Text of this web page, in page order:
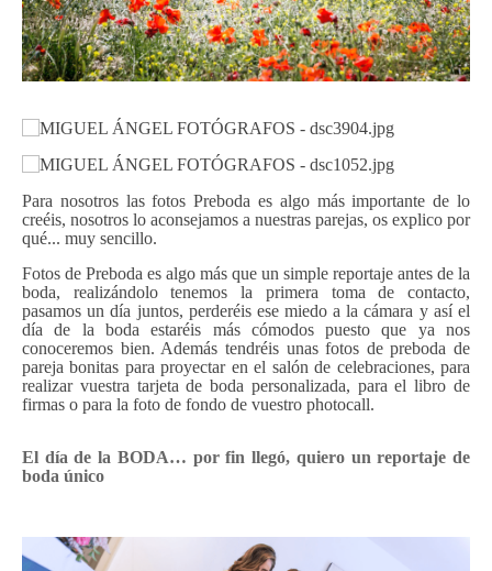
Para nosotros las fotos Preboda es algo más importante de lo
creéis, nosotros lo aconsejamos a nuestras parejas, os explico por
qué... muy sencillo.
Fotos de Preboda es algo más que un simple reportaje antes de la
boda, realizándolo tenemos la primera toma de contacto,
pasamos un día juntos, perderéis ese miedo a la cámara y así el
día de la boda estaréis más cómodos puesto que ya nos
conoceremos bien. Además tendréis unas fotos de preboda de
pareja bonitas para proyectar en el salón de celebraciones, para
realizar vuestra tarjeta de boda personalizada, para el libro de
firmas o para la foto de fondo de vuestro photocall.
El día de la BODA… por fin llegó, quiero un reportaje de
boda único